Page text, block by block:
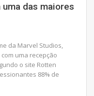
das maiores
da Marvel Studios,
uma recepção
o site Rotten
88% de